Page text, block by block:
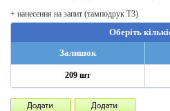
+ нанесення на запит (тамподрук T3)
Оберіть
Залишок
209 шт